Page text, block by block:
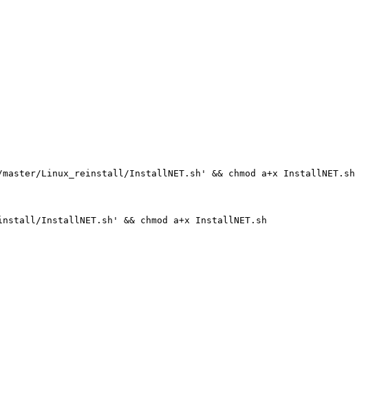
Linux_reinstall/InstallNET.sh' && chmod a+x InstallNET.sh
InstallNET.sh' && chmod a+x InstallNET.sh